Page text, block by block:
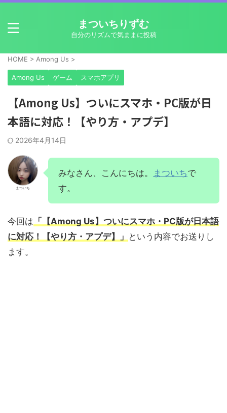
まついちりずむ
自分のリズムで気ままに投稿
HOME > Among Us >
Among Us ゲーム スマホアプリ
【Among Us】ついにスマホ・PC版が日
本語に対応！【やり方・アプデ】
2026年4月14日
まついち
みなさん、こんにちは。 まついちで
す。
今回は 「【Among Us】ついにスマホ・PC版が日本語
に対応！【やり方・アプデ】」 という内容でお送りし
ます。